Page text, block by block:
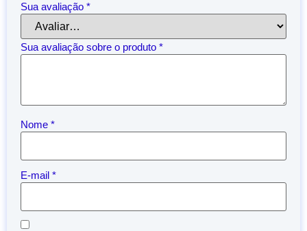
Sua avaliação *
Sua avaliação sobre o produto *
Nome *
E-mail *